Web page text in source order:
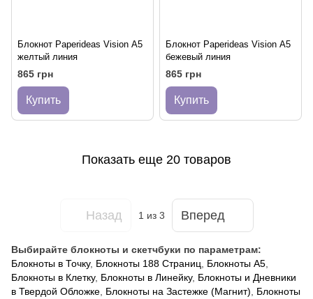
Блокнот Paperideas Vision А5
желтый линия
865 грн
Купить
Блокнот Paperideas Vision А5
бежевый линия
865 грн
Купить
Показать еще 20 товаров
Назад 1 из 3 Вперед
Выбирайте блокноты и скетчбуки по параметрам:
Блокноты в Точку, Блокноты 188 Страниц, Блокноты А5,
Блокноты в Клетку, Блокноты в Линейку, Блокноты и Дневники
в Твердой Обложке, Блокноты на Застежке (Магнит), Блокноты